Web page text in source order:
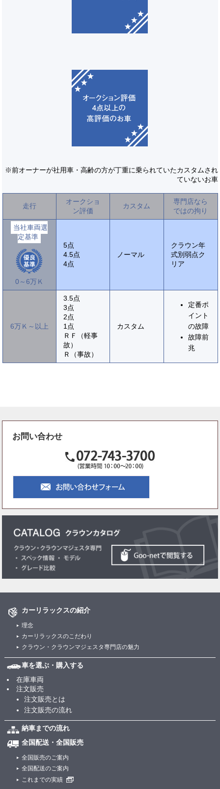
※前オーナーが社用車・高齢の方が丁重に乗られていたカスタムされ
ていないお車
走行
オークショ
ン評価
カスタム
専門店なら
ではの拘り
当社車両選
定基準
0～6万Ｋ
5点
4.5点
4点
ノーマル
クラウン年
式別弱点ク
リア
6万Ｋ～以上
3.5点
3点
2点
1点
ＲＦ（軽事
故）
Ｒ（事故）
カスタム
定番ポ
イント
の故障
故障前
兆
お問い合わせ
カーリラックスの紹介
理念
カーリラックスのこだわり
クラウン・クラウンマジェスタ専門店の魅力
車を選ぶ・購入する
在庫車両
注文販売
注文販売とは
注文販売の流れ
納車までの流れ
全国配送・全国販売
全国販売のご案内
全国配送のご案内
これまでの実績